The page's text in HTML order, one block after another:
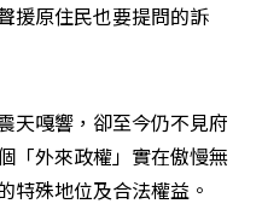
援原住民也要提問的訴
天嘎響，卻至今仍不見府
「外來政權」實在傲慢無
特殊地位及合法權益。